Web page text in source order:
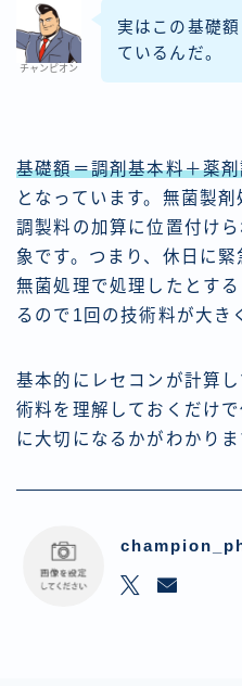
チャンピオン
実はこの基礎
ているんだ。
基礎額＝調剤基本料＋薬
となっています。無菌製
調製料の加算に位置付け
象です。つまり、休日に
無菌処理で処理したとす
るので1回の技術料が大き
基本的にレセコンが計算
術料を理解しておくだけ
に大切になるかがわかりま